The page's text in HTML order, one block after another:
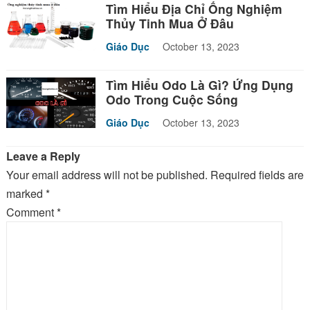
Tìm Hiểu Địa Chỉ Ống Nghiệm
Thủy Tinh Mua Ở Đâu
Giáo Dục October 13, 2023
Tìm Hiểu Odo Là Gì? Ứng Dụng
Odo Trong Cuộc Sống
Giáo Dục October 13, 2023
Leave a Reply
Your email address will not be published. Required fields are
marked *
Comment*